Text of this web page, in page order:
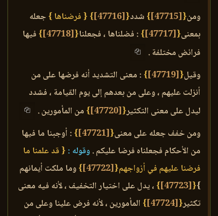
ومن{
[47715]
} شدد{
[47716]
} { فرضناها } جعله
بمعنى{
[47717]
} : فضلناها ، فجعلنا{
[47718]
} فيها
فرائض مختلفة .
وقيل{
[47719]
} : معنى التشديد أنه فرضها على من
أنزلت عليهم ، وعلى من بعدهم إلى يوم القيامة ، فشدد
ليدل على معنى التكثير{
[47720]
} من المأمورين .
ومن خفف جعله على معنى{
[47721]
} : أوجبنا ما فيها
من الأحكام فجعلناه فرضا عليكم .وقوله : { قد علمنا ما
فرضنا عليهم في أزواجهم{[47722]
}وما ملكت أيمانهم
}
{
[47723]
} ، يدل على اختيار التخفيف ، لأنه فيه معنى
تكثير{
[47724]
} المأمورين ، لأنه فرض علينا وعلى من